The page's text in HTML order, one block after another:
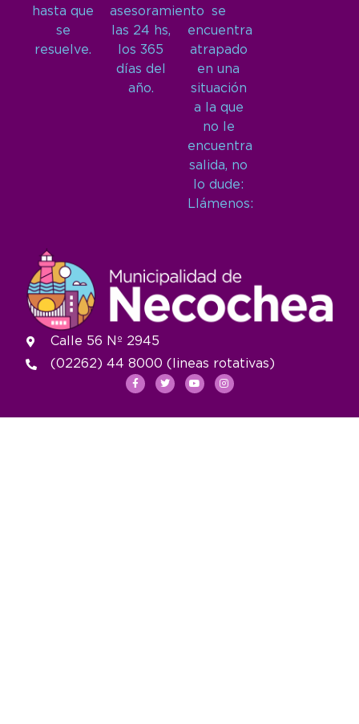
hasta que
se
resuelve.
asesoramiento
las 24 hs,
los 365
días del
año.
se
encuentra
atrapado
en una
situación
a la que
no le
encuentra
salida, no
lo dude:
Llámenos:
Calle 56 Nº 2945
(02262) 44 8000 (lineas rotativas)